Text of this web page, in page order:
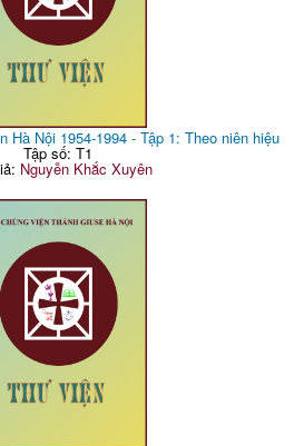
Hà Nội 1954-1994 - Tập 1: Theo niên hiệu
Tập số: T1
Nguyễn Khắc Xuyên